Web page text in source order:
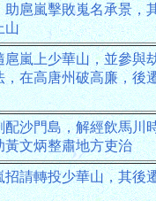
扈嵐擊敗嵬名承景，
山
嵐上少華山，並參與
在高唐州破高廉，後
沙門島，解經飲馬川
黃文炳整肅地方吏治
請轉投少華山，其後